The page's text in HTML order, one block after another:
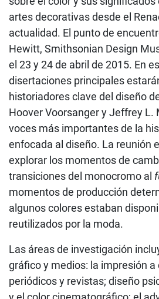
artes decorativas desde el
actualidad. El punto de
Hewitt, Smithsonian Design
el 23 y 24 de abril de 2015. En
disertaciones principales
historiadores clave del diseño
Hoover Voorsanger y Jeffrey L.
voces más importantes de la
enfocada al diseño. La reunión
explorar los momentos de
transiciones del monocromo al
momentos de producción
algunos colores estaban
reutilizados por la moda.
Las áreas de investigación
gráfico y medios: la impresión
periódicos y revistas; diseño